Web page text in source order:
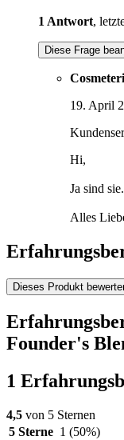
1 Antwort,
Diese Frage
19. April
Hi,
Ja sind sie.
Alles
Dieses Produkt
Founder's
1
4,5 von 5 Sternen
5 Sterne 1 (50%)